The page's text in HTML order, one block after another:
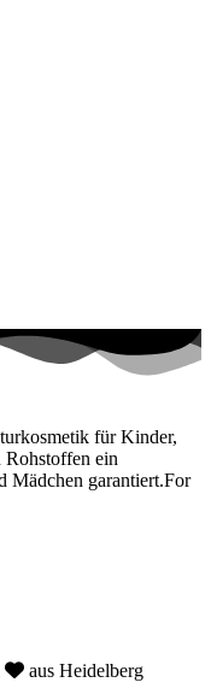
für Kinder,
ein
Mädchen garantiert.For
aus Heidelberg